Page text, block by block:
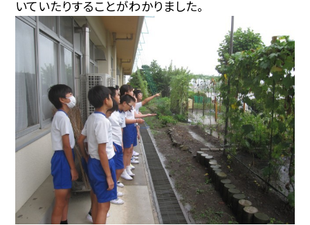
いていたりすることがわかりました。